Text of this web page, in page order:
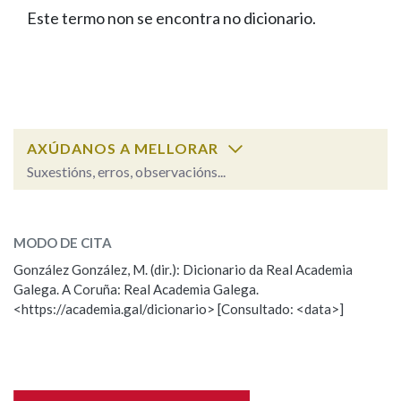
FIGURAS HOMENAXEADAS
PORTAL DAS PALABRAS
Facebook
TwitterYoutubeInstagram
Bluesky
BUSCAR NOS LEMAS
Remata por
BUSCAR NO CONTIDO
Nas definicións
Este termo non se encontra no dicionario.
AXÚDANOS A MELLORAR
Suxestións, erros, observacións...
Observación
Nome
MODO DE CITA
González González, M. (dir.): Dicionario da Real Academia
Galega. A Coruña: Real Academia Galega.
<https://academia.gal/dicionario> [Consultado: <data>]